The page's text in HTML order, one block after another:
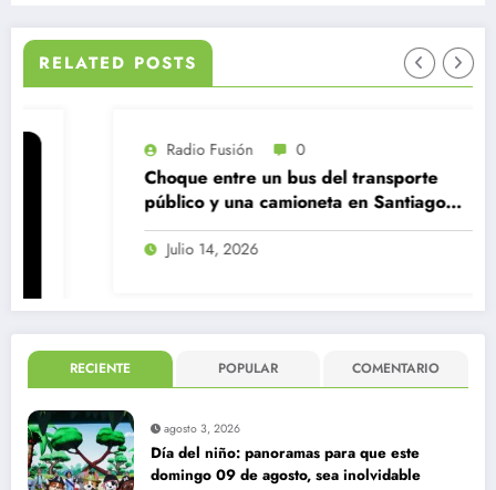
RELATED POSTS
Radio Fusión 0
Choque entre un bus del transporte
público y una camioneta en Santiago
Julio 14, 2026
RECIENTE POPULAR COMENTARIO
agosto 3, 2026
Día del niño: panoramas para que este
domingo 09 de agosto, sea inolvidable